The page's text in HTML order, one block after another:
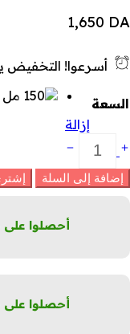
1,650 DA
أسرعوا! التخفيض
السعة
إزالة
مريح
للبشرة
الحساسة
الهيالورونيك
إضافة إلى السلة
أحصلوا على
أحصلوا على